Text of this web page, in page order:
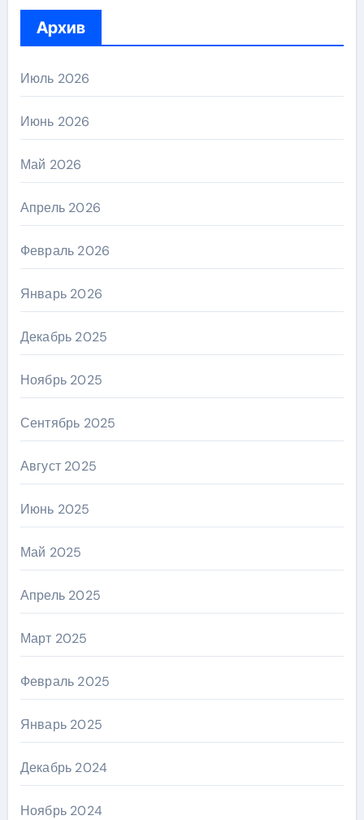
Архив
Июль 2026
Июнь 2026
Май 2026
Апрель 2026
Февраль 2026
Январь 2026
Декабрь 2025
Ноябрь 2025
Сентябрь 2025
Август 2025
Июнь 2025
Май 2025
Апрель 2025
Март 2025
Февраль 2025
Январь 2025
Декабрь 2024
Ноябрь 2024